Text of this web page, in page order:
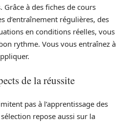
à des fiches de cours
d’entraînement régulières, des
en conditions réelles, vous
rythme. Vous vous entraînez à
de la réussite
pas à l’apprentissage des
repose aussi sur la